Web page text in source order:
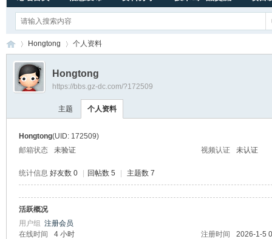
›
Hongtong 个人资料
Hongtong
https://bbs.gz-dc.com/?172509
主题 个人资料
Hongtong(UID: 172509)
邮箱状态
未验证 视频认证 未认证
统计信息 好友数 0 回帖数 5 主题数 7
活跃概况
用户组 注册会员
在线时间
4 小时 注册时间
2026-1-5